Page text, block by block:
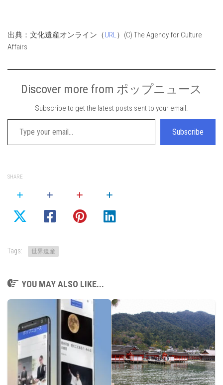
出典：文化遺産オンライン（URL ）(C) The Agency for Culture
Affairs
Discover more from ポップニュース
Subscribe to get the latest posts sent to your email.
Type your email…
Subscribe
SHARE
Tags: 世界遺産
YOU MAY ALSO LIKE...